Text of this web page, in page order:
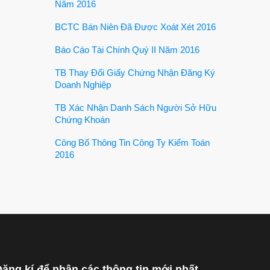
Năm 2016
BCTC Bán Niên Đã Được Xoát Xét 2016
Báo Cáo Tài Chính Quý II Năm 2016
TB Thay Đổi Giấy Chứng Nhận Đăng Ký
Doanh Nghiệp
TB Xác Nhận Danh Sách Người Sở Hữu
Chứng Khoán
Công Bố Thông Tin Công Ty Kiểm Toán
2016